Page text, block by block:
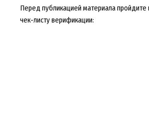
Перед публикацией материала пройдите
чек-листу верификации: